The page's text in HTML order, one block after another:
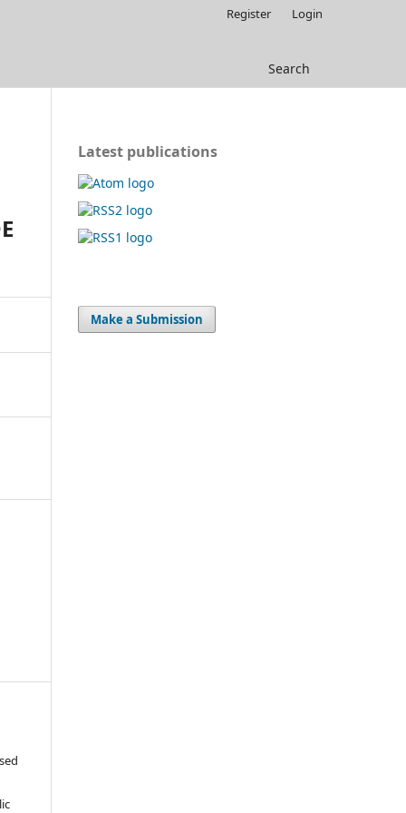
Search
Register Login
Latest publications
Make a Submission